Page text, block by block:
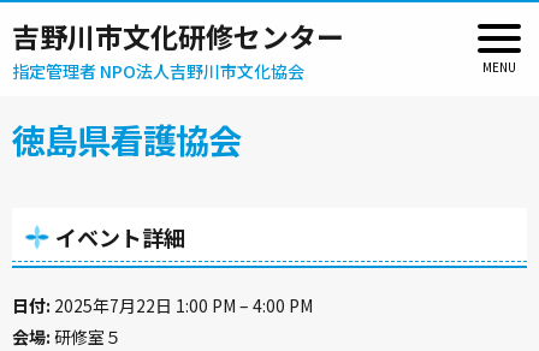
吉野川市文化研修センター
指定管理者 NPO法人吉野川市文化協会
徳島県看護協会
イベント詳細
日付: 2025年7月22日 1:00 PM – 4:00 PM
会場: 研修室５